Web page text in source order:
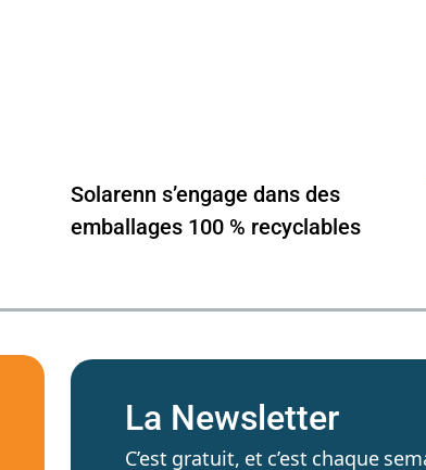
Solarenn s’engage dans des
emballages 100 % recyclables
La Newsletter
C’est gratuit, et c’est chaque